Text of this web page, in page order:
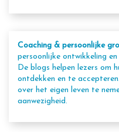
Coaching & persoonlijke
persoonlijke ontwikkeling
De blogs helpen lezers om
ontdekken en te
over het eigen leven te
aanwezigheid.